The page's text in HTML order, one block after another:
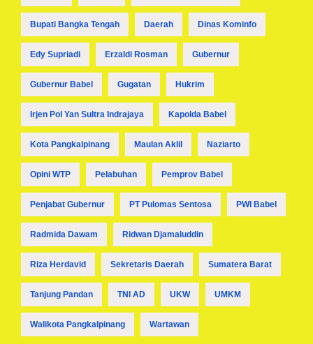
Bupati Bangka Tengah Daerah Dinas Kominfo
Edy Supriadi Erzaldi Rosman Gubernur
Gubernur Babel Gugatan Hukrim
Irjen Pol Yan Sultra Indrajaya Kapolda Babel
Kota Pangkalpinang Maulan Aklil Naziarto
Opini WTP Pelabuhan Pemprov Babel
Penjabat Gubernur PT Pulomas Sentosa PWI Babel
Radmida Dawam Ridwan Djamaluddin
Riza Herdavid Sekretaris Daerah Sumatera Barat
Tanjung Pandan TNI AD UKW UMKM
Walikota Pangkalpinang Wartawan